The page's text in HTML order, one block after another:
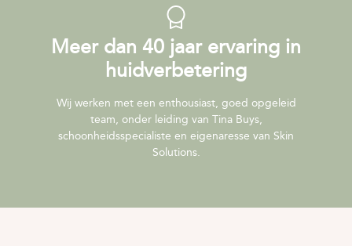
Meer dan 40 jaar ervaring in
huidverbetering
Wij werken met een enthousiast, goed opgeleid
team, onder leiding van Tina Buys,
schoonheidsspecialiste en eigenaresse van Skin
Solutions.